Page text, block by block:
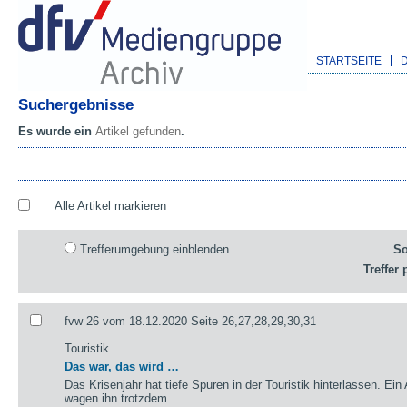
STARTSEITE
Suchergebnisse
Es wurde ein Artikel gefunden.
Alle Artikel markieren
Trefferumgebung einblenden
Treffer
fvw 26 vom 18.12.2020 Seite 26,27,28,29,30,31
Touristik
Das war, das wird …
Das Krisenjahr hat tiefe Spuren in der Touristik hinterlassen.
wagen ihn trotzdem.